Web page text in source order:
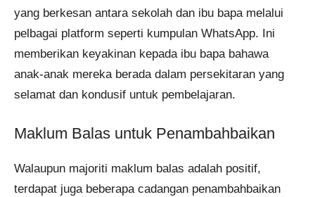
yang berkesan antara sekolah dan ibu bapa melalui
pelbagai platform seperti kumpulan WhatsApp. Ini
memberikan keyakinan kepada ibu bapa bahawa
anak-anak mereka berada dalam persekitaran yang
selamat dan kondusif untuk pembelajaran.
Maklum Balas untuk Penambahbaikan
Walaupun majoriti maklum balas adalah positif,
terdapat juga beberapa cadangan penambahbaikan